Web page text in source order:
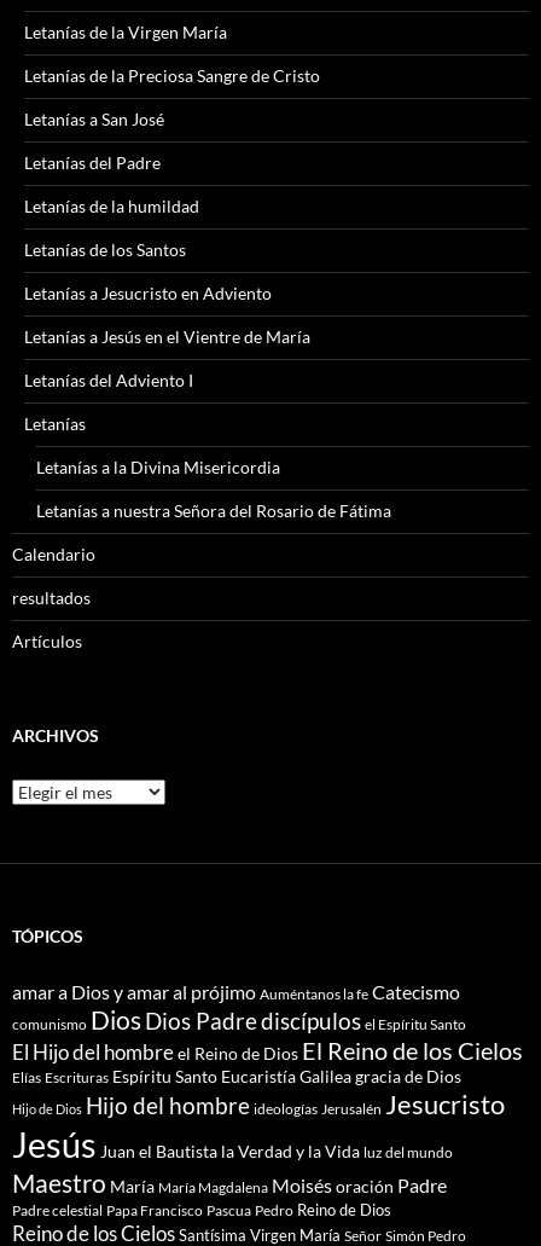
Letanías de la Virgen María
Letanías de la Preciosa Sangre de Cristo
Letanías a San José
Letanías del Padre
Letanías de la humildad
Letanías de los Santos
Letanías a Jesucristo en Adviento
Letanías a Jesús en el Vientre de María
Letanías del Adviento I
Letanías
Letanías a la Divina Misericordia
Letanías a nuestra Señora del Rosario de Fátima
Calendario
resultados
Artículos
ARCHIVOS
Archivos
TÓPICOS
amar a Dios y amar al prójimo Auméntanos la fe Catecismo
comunismo DiosDios Padrediscípulos el Espíritu Santo
El Hijo del hombreel Reino de Dios El Reino de los Cielos
Elías Escrituras Espíritu Santo EucaristíaGalileagracia de Dios
Hijo de Dios Hijo del hombre ideologías Jerusalén Jesucristo
Jesús Juan el Bautista la Verdad y la Vida luz del mundo
Maestro María María Magdalena Moisésoración Padre
Padre celestial Papa Francisco Pascua Pedro Reino de Dios
Reino de los CielosSantísima Virgen María Señor Simón Pedro